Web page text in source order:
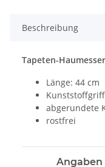
Beschreibung
Tapeten-Haumesser
Länge: 44 cm
Kunststoffgriff
abgerundete
rostfrei